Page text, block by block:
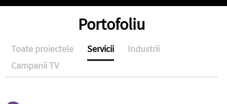
Portofoliu
Toate proiectele Servicii
Industrii
Campanii TV